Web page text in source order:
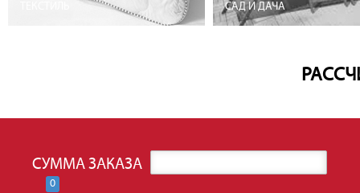
САД И ДАЧА
СУММА ЗАКАЗА
0